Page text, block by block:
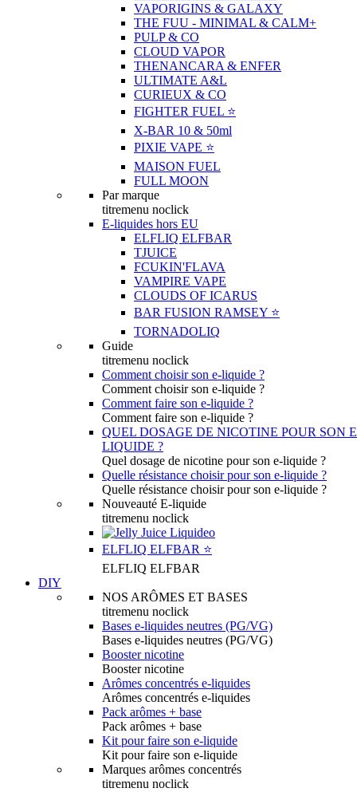
VAPORIGINS & GALAXY
THE FUU - MINIMAL & CALM+
PULP & CO
CLOUD VAPOR
THENANCARA & ENFER
ULTIMATE A&L
CURIEUX & CO
FIGHTER FUEL ⭐️
X-BAR 10 & 50ml
PIXIE VAPE ⭐️
MAISON FUEL
FULL MOON
Par marque
titremenu noclick
E-liquides hors EU
ELFLIQ ELFBAR
TJUICE
FCUKIN'FLAVA
VAMPIRE VAPE
CLOUDS OF ICARUS
BAR FUSION RAMSEY ⭐️
TORNADOLIQ
Guide
titremenu noclick
Comment choisir son e-liquide ?
Comment choisir son e-liquide ?
Comment faire son e-liquide ?
Comment faire son e-liquide ?
QUEL DOSAGE DE NICOTINE POUR SON
LIQUIDE ?
Quel dosage de nicotine pour son e-liquide ?
Quelle résistance choisir pour son e-liquide ?
Quelle résistance choisir pour son e-liquide ?
Nouveauté E-liquide
titremenu noclick
ELFLIQ ELFBAR ⭐️
ELFLIQ ELFBAR
DIY
NOS ARÔMES ET BASES
titremenu noclick
Bases e-liquides neutres (PG/VG)
Bases e-liquides neutres (PG/VG)
Booster nicotine
Booster nicotine
Arômes concentrés e-liquides
Arômes concentrés e-liquides
Pack arômes + base
Pack arômes + base
Kit pour faire son e-liquide
Kit pour faire son e-liquide
Marques arômes concentrés
titremenu noclick